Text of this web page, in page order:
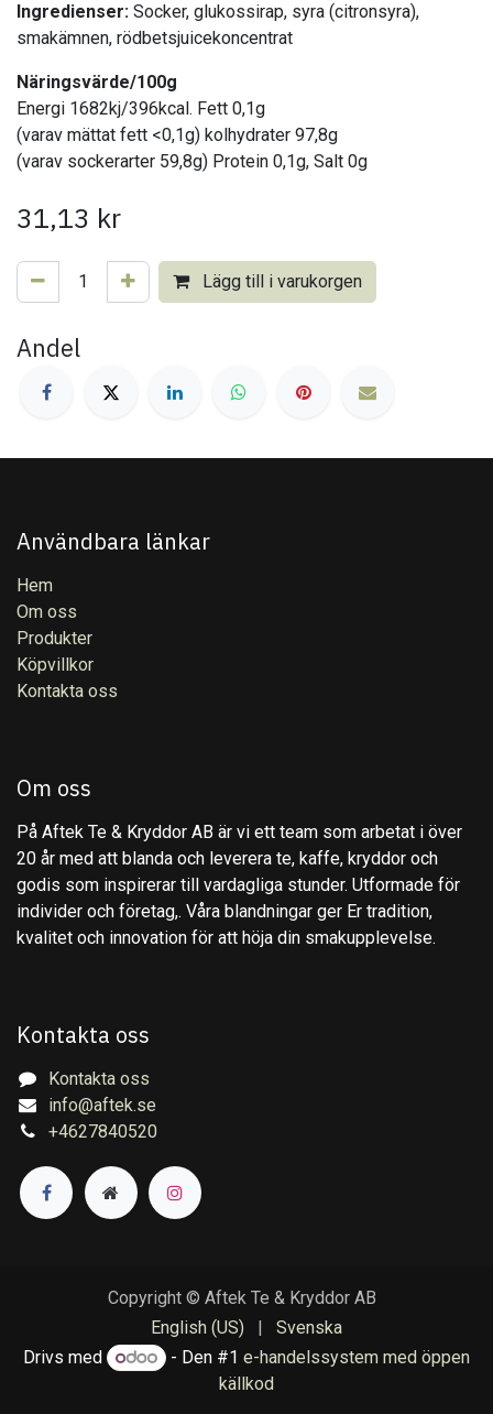
Ingredienser: Socker, glukossirap, syra (citronsyra),
smakämnen, rödbetsjuicekoncentrat
Näringsvärde/100g
Energi 1682kj/396kcal. Fett 0,1g
(varav mättat fett <0,1g) kolhydrater 97,8g
(varav sockerarter 59,8g) Protein 0,1g, Salt 0g
31,13 kr
Lägg till i varukorgen
Andel
Användbara länkar
Hem
Om oss
Produkter
Köpvillkor
Kontakta oss
Om oss
På Aftek Te & Kryddor AB är vi ett team som arbetat i över
20 år med att blanda och leverera te, kaffe, kryddor och
godis som inspirerar till vardagliga stunder. Utformade för
individer och företag,. Våra blandningar ger Er tradition,
kvalitet och innovation för att höja din smakupplevelse.
Kontakta oss
Kontakta oss
info@aftek.se
+4627840520
Copyright © Aftek Te & Kryddor AB
English (US)
|
Svenska
Drivs med
- Den #1e-handelssystem med öppen
källkod